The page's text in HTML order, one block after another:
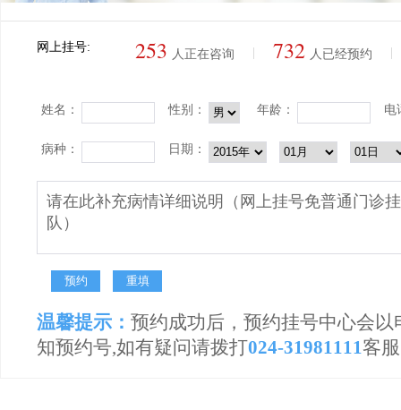
网上挂号: 253 人正在咨询 732 人已经预约
姓名： 性别： 年龄： 电
病种： 日期：
温馨提示： 预约成功后，预约挂号中心会
知预约号,如有疑问请拨打024-31981111客